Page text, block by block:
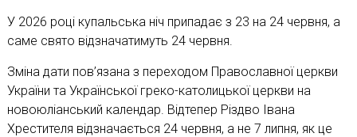
У 2026 році купальська ніч припадає з 23 на 24 червня, а
саме свято відзначатимуть 24 червня.
Зміна дати пов’язана з переходом Православної церкви
України та Української греко-католицької церкви на
новоюліанський календар. Відтепер Різдво Івана
Хрестителя відзначається 24 червня, а не 7 липня, як це